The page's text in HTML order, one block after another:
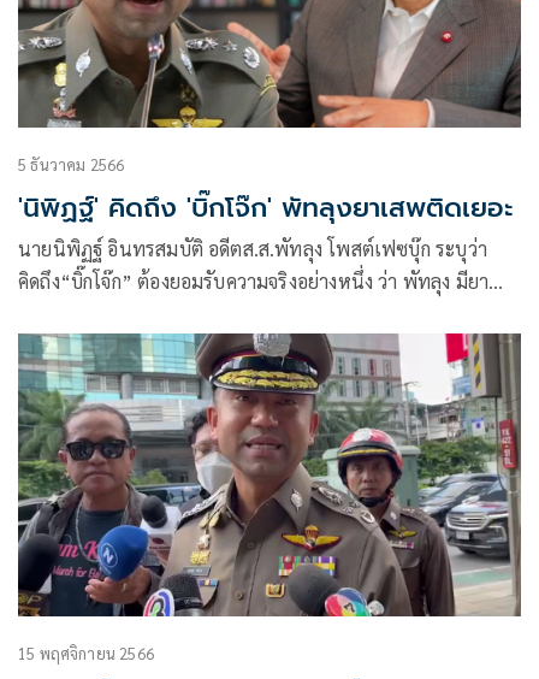
5 ธันวาคม 2566
'นิพิฏฐ์' คิดถึง 'บิ๊กโจ๊ก' พัทลุงยาเสพติดเยอะ
นายนิพิฏฐ์ อินทรสมบัติ อดีตส.ส.พัทลุง โพสต์เฟซบุ๊ก ระบุว่า
คิดถึง“บิ๊กโจ๊ก” ต้องยอมรับความจริงอย่างหนึ่ง ว่า พัทลุง มียา
15 พฤศจิกายน 2566